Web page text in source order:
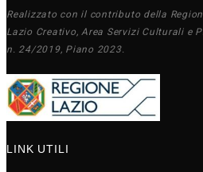
Realizzato con il contributo della
Lazio Creativo, Area Servizi Culturali e
n. 24/2019, Piano 2023.
LINK UTILI